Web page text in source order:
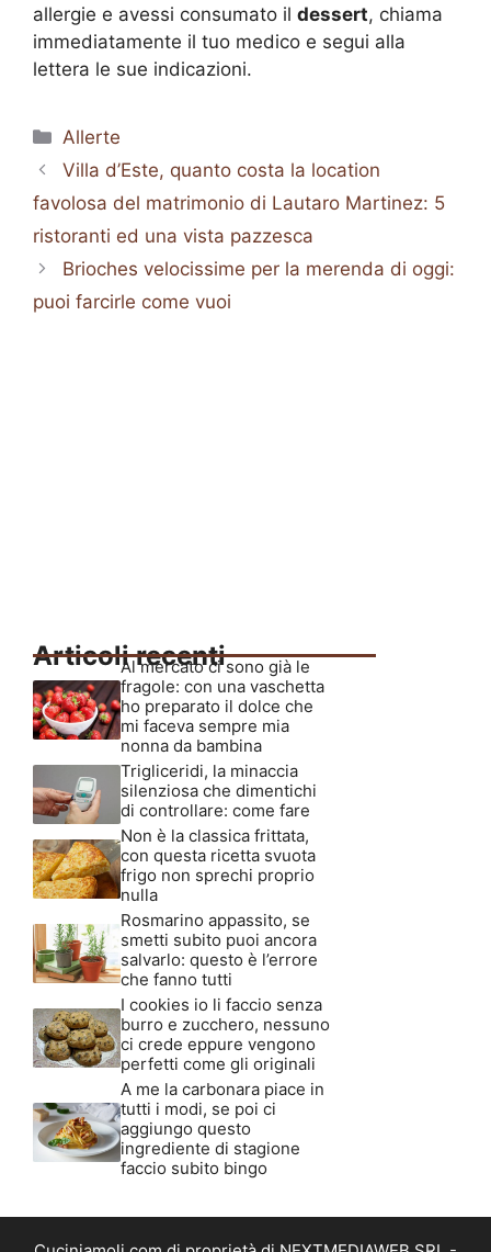
allergie e avessi consumato il dessert, chiama
immediatamente il tuo medico e segui alla
lettera le sue indicazioni.
Categorie
Allerte
Villa d’Este, quanto costa la location
favolosa del matrimonio di Lautaro Martinez: 5
ristoranti ed una vista pazzesca
Brioches velocissime per la merenda di oggi:
puoi farcirle come vuoi
Articoli recenti
Al mercato ci sono già le
fragole: con una vaschetta
ho preparato il dolce che
mi faceva sempre mia
nonna da bambina
Trigliceridi, la minaccia
silenziosa che dimentichi
di controllare: come fare
Non è la classica frittata,
con questa ricetta svuota
frigo non sprechi proprio
nulla
Rosmarino appassito, se
smetti subito puoi ancora
salvarlo: questo è l’errore
che fanno tutti
I cookies io li faccio senza
burro e zucchero, nessuno
ci crede eppure vengono
perfetti come gli originali
A me la carbonara piace in
tutti i modi, se poi ci
aggiungo questo
ingrediente di stagione
faccio subito bingo